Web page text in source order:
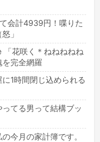
会計4939円！喋りた
」
「花咲く＊ねねねねね
完全網羅
に1時間閉じ込められる
ってる男って結構ブッ
今月の家計簿です。